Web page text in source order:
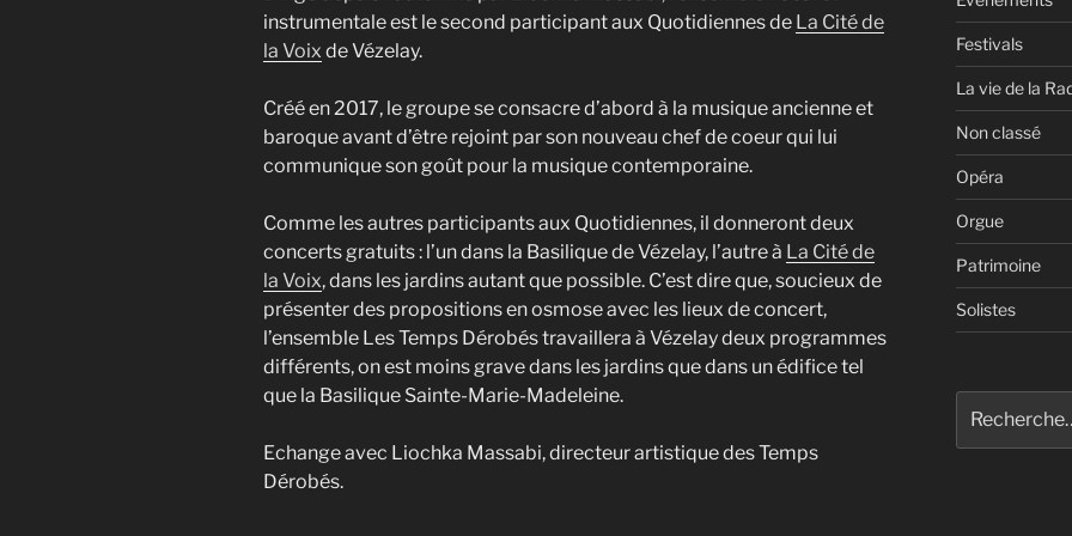
instrumentale est le second participant aux Quotidiennes de La Cité de
la Voix de Vézelay.
Créé en 2017, le groupe se consacre d’abord à la musique ancienne et
baroque avant d’être rejoint par son nouveau chef de coeur qui lui
communique son goût pour la musique contemporaine.
Comme les autres participants aux Quotidiennes, il donneront deux
concerts gratuits : l’un dans la Basilique de Vézelay, l’autre à La Cité de
la Voix, dans les jardins autant que possible. C’est dire que, soucieux de
présenter des propositions en osmose avec les lieux de concert,
l’ensemble Les Temps Dérobés travaillera à Vézelay deux programmes
différents, on est moins grave dans les jardins que dans un édifice tel
que la Basilique Sainte-Marie-Madeleine.
Echange avec Liochka Massabi, directeur artistique des Temps
Dérobés.
Festivals
La vie de la
Non classé
Opéra
Orgue
Patrimoine
Solistes
pour
: